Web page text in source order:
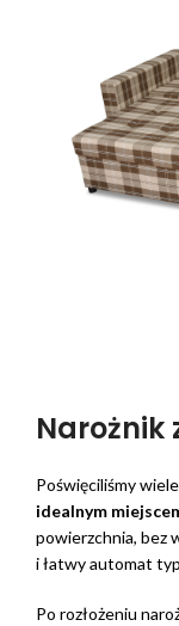
Narożnik
Poświęciliśmy
idealnym
powierzchnia, bez
i łatwy automat
Po rozłożeniu